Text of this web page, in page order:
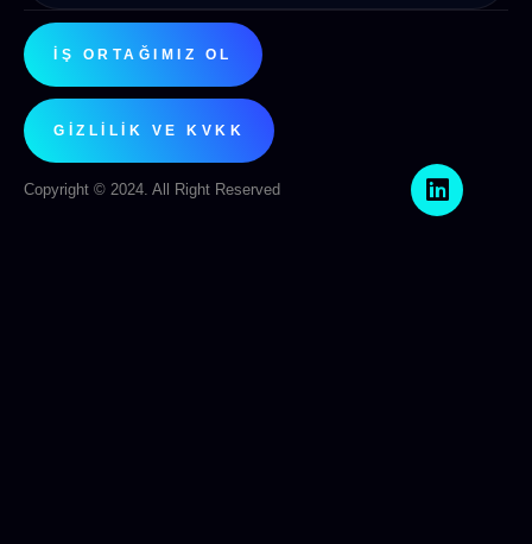
İŞ ORTAĞIMIZ OL
GIZLILIK VE KVKK
Copyright © 2024. All Right Reserved